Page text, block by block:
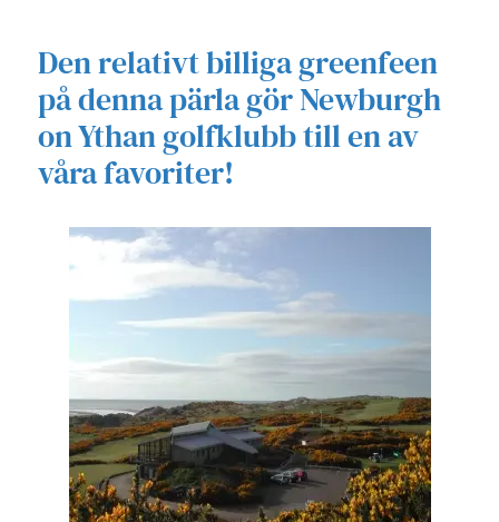
Den relativt billiga greenfeen
på denna pärla gör Newburgh
on Ythan golfklubb till en av
våra favoriter!